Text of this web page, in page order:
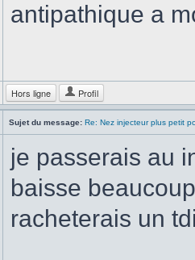
antipathique a
Hors ligne Profil
Sujet du message: Re: Nez injecteur plus petit
je passerais au
baisse
racheterais un